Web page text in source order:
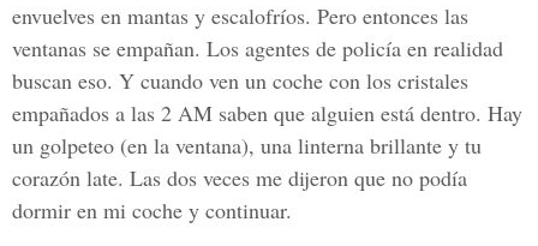
envuelves en mantas y escalofríos. Pero entonces las
ventanas se empañan. Los agentes de policía en realidad
buscan eso. Y cuando ven un coche con los cristales
empañados a las 2 AM saben que alguien está dentro. Hay
un golpeteo (en la ventana), una linterna brillante y tu
corazón late. Las dos veces me dijeron que no podía
dormir en mi coche y continuar.